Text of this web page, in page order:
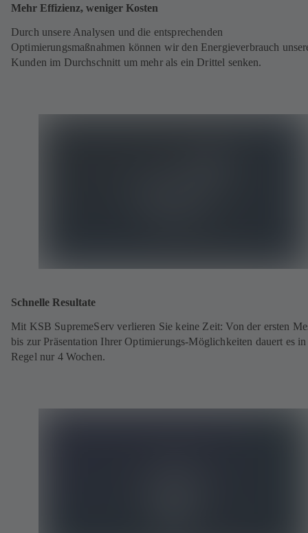
Mehr Effizienz, weniger Kosten
Durch unsere Analysen und die entsprechenden
Optimierungsmaßnahmen können wir den Energieverbrauch
Kunden im Durchschnitt um mehr als ein Drittel senken.
Schnelle Resultate
Mit KSB SupremeServ verlieren Sie keine Zeit: Von der ersten
bis zur Präsentation Ihrer Optimierungs-Möglichkeiten dauert es
Regel nur 4 Wochen.